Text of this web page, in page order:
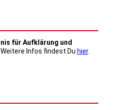
für Aufklärung und
. Weitere Infos findest Du hier.